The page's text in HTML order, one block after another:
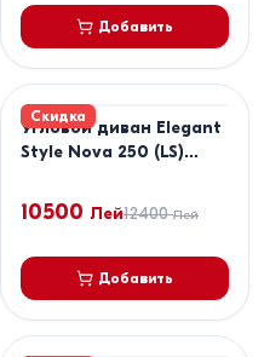
Добавить
Скидка
Угловой диван Elegant
Style Nova 250 (LS)
10500 Лей12400 Лей
Добавить